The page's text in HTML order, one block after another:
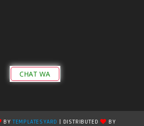
CHAT WA
BYTEMPLATESYARD | DISTRIBUTED
BY